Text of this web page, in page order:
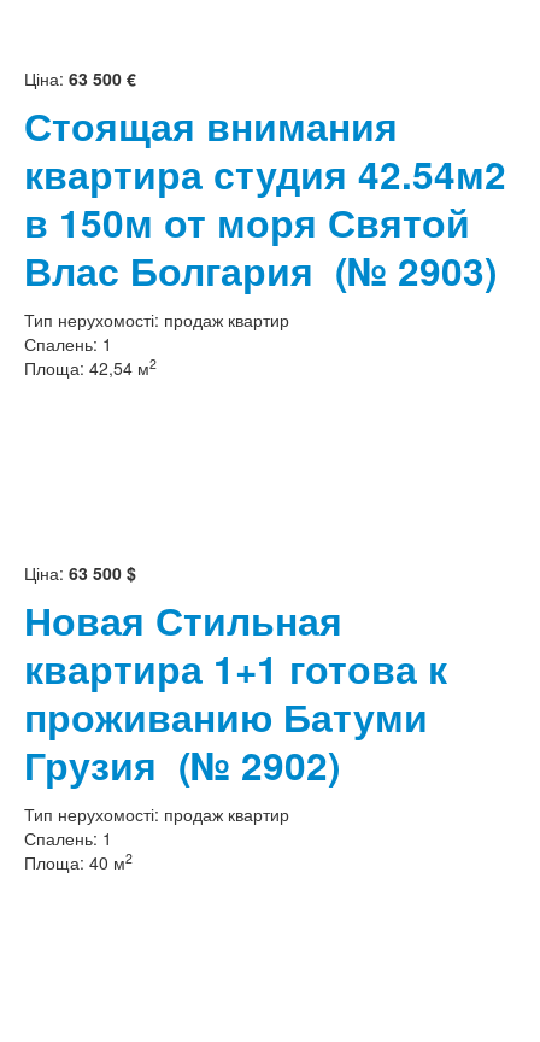
Ціна: 63 500 €
Стоящая внимания
квартира студия 42.54м2
в 150м от моря Святой
Влас Болгария (№ 2903)
Тип нерухомості: продаж квартир
Спалень: 1
Площа: 42,54 м2
Ціна: 63 500 $
Новая Стильная
квартира 1+1 готова к
проживанию Батуми
Грузия (№ 2902)
Тип нерухомості: продаж квартир
Спалень: 1
Площа: 40 м2